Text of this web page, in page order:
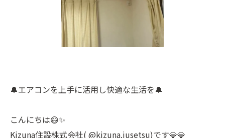
🔔エアコンを上手に活用し快適な生活を🔔
こんにちは😄✨
Kizuna住設株式会社( @kizuna.jusetsu)です💎💎